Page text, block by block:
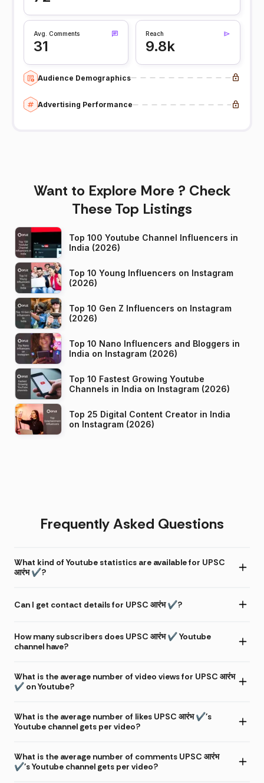
Avg. Comments
31
Reach
9.8k
Audience Demographics
Advertising Performance
Want to Explore More ? Check
These Top Listings
Top 100 Youtube Channel Influencers in
India (2026)
Top 10 Young Influencers on Instagram
(2026)
Top 10 Gen Z Influencers on Instagram
(2026)
Top 10 Nano Influencers and Bloggers in
India on Instagram (2026)
Top 10 Fastest Growing Youtube
Channels in India on Instagram (2026)
Top 25 Digital Content Creator in India
on Instagram (2026)
Frequently Asked Questions
What kind of Youtube statistics are available for UPSC
आरंभ ✔?
Can I get contact details for UPSC आरंभ ✔?
How many subscribers does UPSC आरंभ ✔ Youtube
channel have?
What is the average number of video views for UPSC आरंभ
✔ on Youtube?
What is the average number of likes UPSC आरंभ ✔'s
Youtube channel gets per video?
What is the average number of comments UPSC आरंभ
✔'s Youtube channel gets per video?